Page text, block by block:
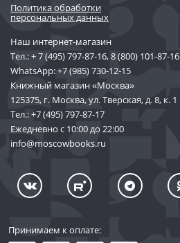
Политика обработки
персональных данных
Наш интернет-магазин
Тел.:+ 7 (495) 797-87-16,8 (800) 101-87-16
WhatsApp:+7 (985) 730-12-15
Книжный магазин «Москва»
125375, г. Москва, ул. Тверская, д. 8, к. 1
Тел.:+7 (495) 797-87-17
Ежедневно с 10:00 до 22:00
info@moscowbooks.ru
Принимаем к оплате: